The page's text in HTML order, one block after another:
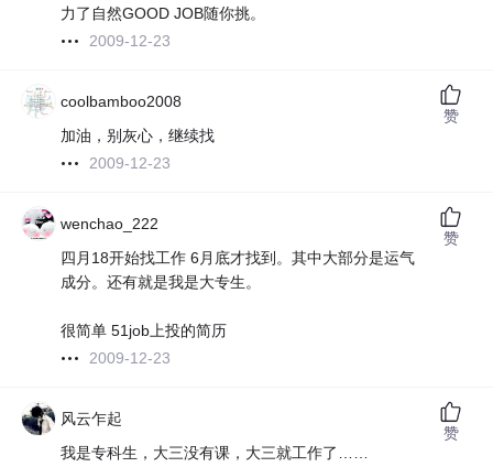
力了自然GOOD JOB随你挑。
2009-12-23
coolbamboo2008
加油，别灰心，继续找
2009-12-23
赞
wenchao_222
四月18开始找工作 6月底才找到。其中大部分是运气
成分。还有就是我是大专生。
很简单 51job上投的简历
2009-12-23
赞
风云乍起
我是专科生，大三没有课，大三就工作了……
赞